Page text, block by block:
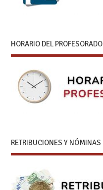
HORARIO DEL PROFESORADO
RETRIBUCIONES Y NÓMINAS